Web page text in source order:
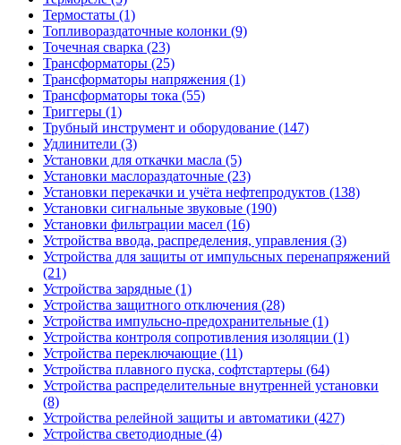
Термостаты (1)
Топливораздаточные колонки (9)
Точечная сварка (23)
Трансформаторы (25)
Трансформаторы напряжения (1)
Трансформаторы тока (55)
Триггеры (1)
Трубный инструмент и оборудование (147)
Удлинители (3)
Установки для откачки масла (5)
Установки маслораздаточные (23)
Установки перекачки и учёта нефтепродуктов (138)
Установки сигнальные звуковые (190)
Установки фильтрации масел (16)
Устройства ввода, распределения, управления (3)
Устройства для защиты от импульсных перенапряжений
(21)
Устройства зарядные (1)
Устройства защитного отключения (28)
Устройства импульсно-предохранительные (1)
Устройства контроля сопротивления изоляции (1)
Устройства переключающие (11)
Устройства плавного пуска, софтстартеры (64)
Устройства распределительные внутренней установки
(8)
Устройства релейной защиты и автоматики (427)
Устройства светодиодные (4)